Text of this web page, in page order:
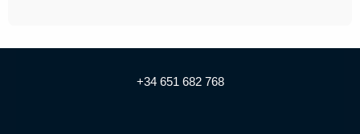
+34 651 682 768